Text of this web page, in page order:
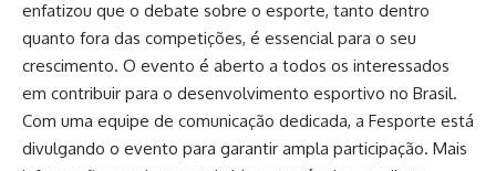
enfatizou que o debate sobre o esporte, tanto dentro
quanto fora das competições, é essencial para o seu
crescimento. O evento é aberto a todos os interessados
em contribuir para o desenvolvimento esportivo no Brasil.
Com uma equipe de comunicação dedicada, a Fesporte está
divulgando o evento para garantir ampla participação. Mais